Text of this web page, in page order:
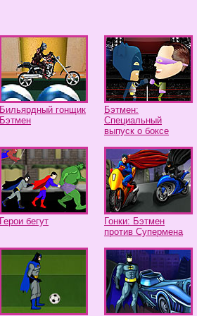
Бильярдный гонщик
Бэтмен
Бэтмен:
Специальный
выпуск о боксе
Герои бегут
Гонки: Бэтмен
против Супермена